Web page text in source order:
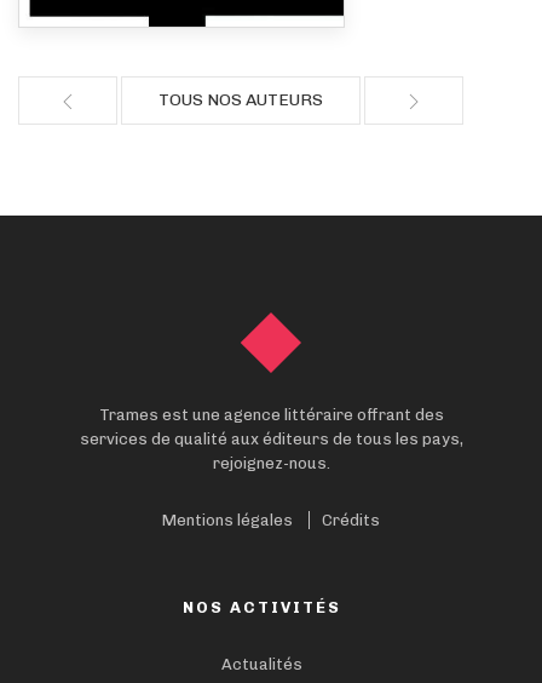
TOUS NOS AUTEURS
Trames est une agence littéraire offrant des
services de qualité aux éditeurs de tous les pays,
rejoignez-nous.
Mentions légales Crédits
NOS ACTIVITÉS
Actualités